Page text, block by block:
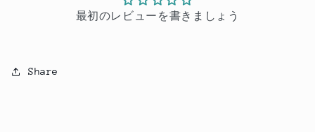
最初のレビューを書きましょう
Share